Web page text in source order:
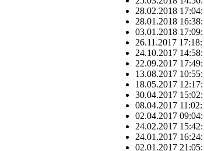
28.02.2018 17:04:
28.01.2018 16:38:
03.01.2018 17:09:
26.11.2017 17:18:
24.10.2017 14:58:
22.09.2017 17:49:
13.08.2017 10:55:
18.05.2017 12:17:
30.04.2017 15:02:
08.04.2017 11:02:
02.04.2017 09:04:
24.02.2017 15:42:
24.01.2017 16:24:
02.01.2017 21:05: